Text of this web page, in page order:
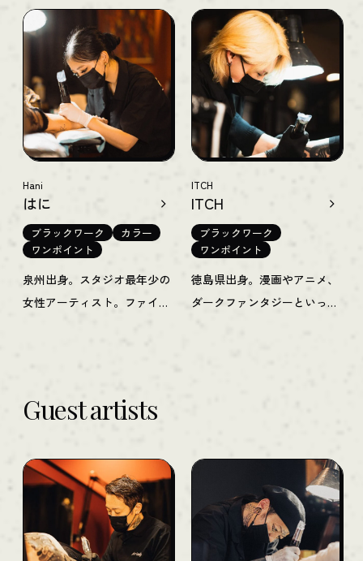
を得意とし、シックな色彩を
用いたデザイン性の高い作品
が特長です。
ーモアに富んだモチーフなが
ら、滑らかなグラデーション
と高いコントラストで演出さ
れた、オリジナルの作品を描
き上げます。
Hani
はに
ブラックワーク
カラー
ワンポイント
泉州出身。スタジオ最年少の
女性アーティスト。ファイン
ます。
ITCH
ITCH
ブラックワーク
ワンポイント
徳島県出身。漫画やアニメ、
ダークファンタジーといった
のこだわりと卓越したセンス
で、オリジナリティ溢れる唯
一無二の作品を創り上げま
Guest artists